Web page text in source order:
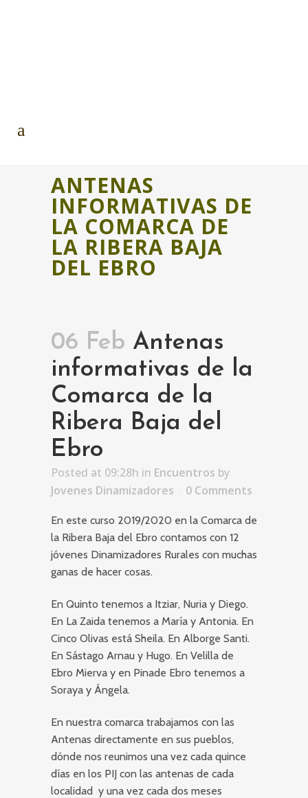
ANTENAS
INFORMATIVAS DE
LA COMARCA DE
LA RIBERA BAJA
DEL EBRO
06 Feb Antenas
informativas de la
Comarca de la
Ribera Baja del
Ebro
Posted at 09:28h in Encuentros by
Jovenes Dinamizadores
0 Comments
En este curso 2019/2020 en la Comarca de
la Ribera Baja del Ebro contamos con 12
jóvenes Dinamizadores Rurales con muchas
ganas de hacer cosas.
En Quinto tenemos a Itziar, Nuria y Diego.
En La Zaida tenemos a María y Antonia. En
Cinco Olivas está Sheila. En Alborge Santi.
En Sástago Arnau y Hugo. En Velilla de
Ebro Mierva y en Pinade Ebro tenemos a
Soraya y Ángela.
En nuestra comarca trabajamos con las
Antenas directamente en sus pueblos,
dónde nos reunimos una vez cada quince
días en los PIJ con las antenas de cada
localidad y una vez cada dos meses